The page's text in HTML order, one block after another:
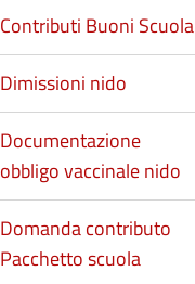
Contributi Buoni Scuola
Dimissioni nido
Documentazione
obbligo vaccinale nido
Domanda contributo
Pacchetto scuola